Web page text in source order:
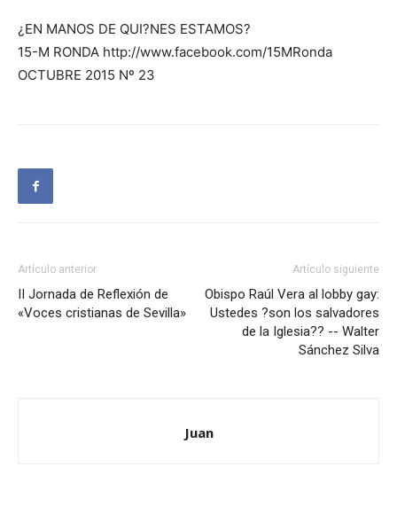
¿EN MANOS DE QUI?NES ESTAMOS?
15-M RONDA http://www.facebook.com/15MRonda
OCTUBRE 2015 Nº 23
Artículo anterior
II Jornada de Reflexión de
«Voces cristianas de Sevilla»
Artículo siguiente
Obispo Raúl Vera al lobby gay:
Ustedes ?son los salvadores
de la Iglesia?? -- Walter
Sánchez Silva
Juan